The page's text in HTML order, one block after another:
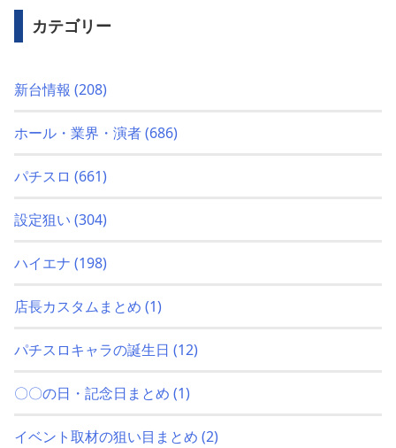
カテゴリー
新台情報 (208)
ホール・業界・演者(686)
パチスロ (661)
設定狙い (304)
ハイエナ (198)
店長カスタムまとめ (1)
パチスロキャラの誕生日 (12)
〇〇の日・記念日まとめ (1)
イベント取材の狙い目まとめ (2)